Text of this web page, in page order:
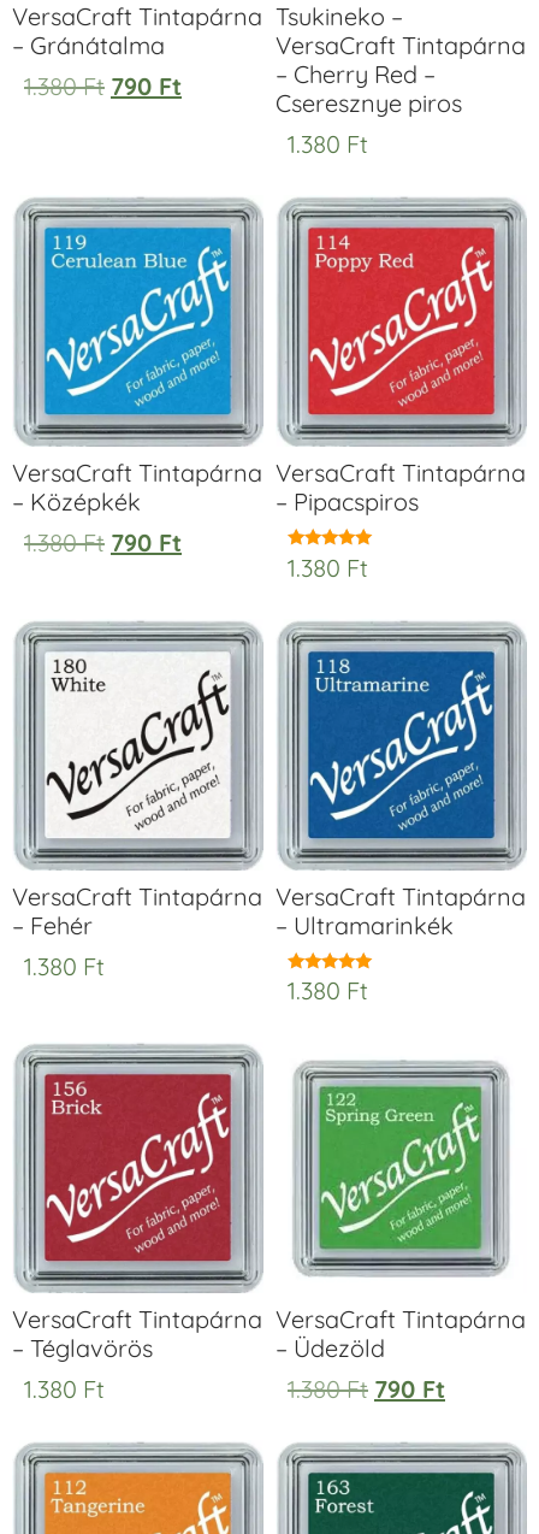
VersaCraft Tintapárna
– Gránátalma
1.380Ft 790 Ft
Tsukineko –
VersaCraft Tintapárna
– Cherry Red –
Cseresznye piros
1.380 Ft
VersaCraft Tintapárna
– Középkék
1.380Ft 790 Ft
VersaCraft Tintapárna
– Pipacspiros
Értékelés:
5.00
1.380 Ft
VersaCraft Tintapárna
– Fehér
1.380 Ft
VersaCraft Tintapárna
– Ultramarinkék
Értékelés:
5.00
1.380 Ft
VersaCraft Tintapárna
– Téglavörös
1.380 Ft
VersaCraft Tintapárna
– Üdezöld
1.380Ft 790 Ft